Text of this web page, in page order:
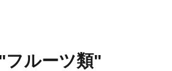
フルーツ類"